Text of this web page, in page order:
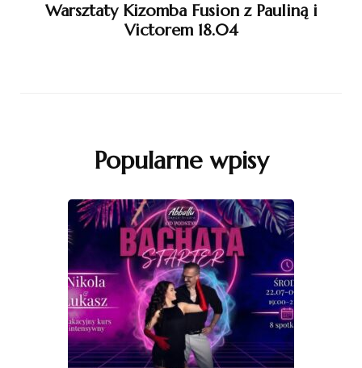
Warsztaty Kizomba Fusion z Pauliną i
Victorem 18.04
Popularne wpisy